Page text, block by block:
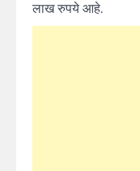
लाख रुपये आहे.